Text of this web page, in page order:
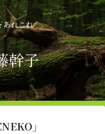
あれこれ
幹子
」